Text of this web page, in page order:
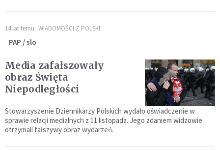
14 lat temu WIADOMOŚCI Z POLSKI
PAP / slo
Media zafałszowały
obraz Święta
Niepodległości
Stowarzyszenie Dziennikarzy Polskich wydało oświadczenie w
sprawie relacji medialnych z 11 listopada. Jego zdaniem widzowie
otrzymali fałszywy obraz wydarzeń.